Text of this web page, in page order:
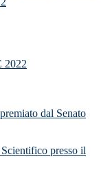
2022
dal Senato
presso il